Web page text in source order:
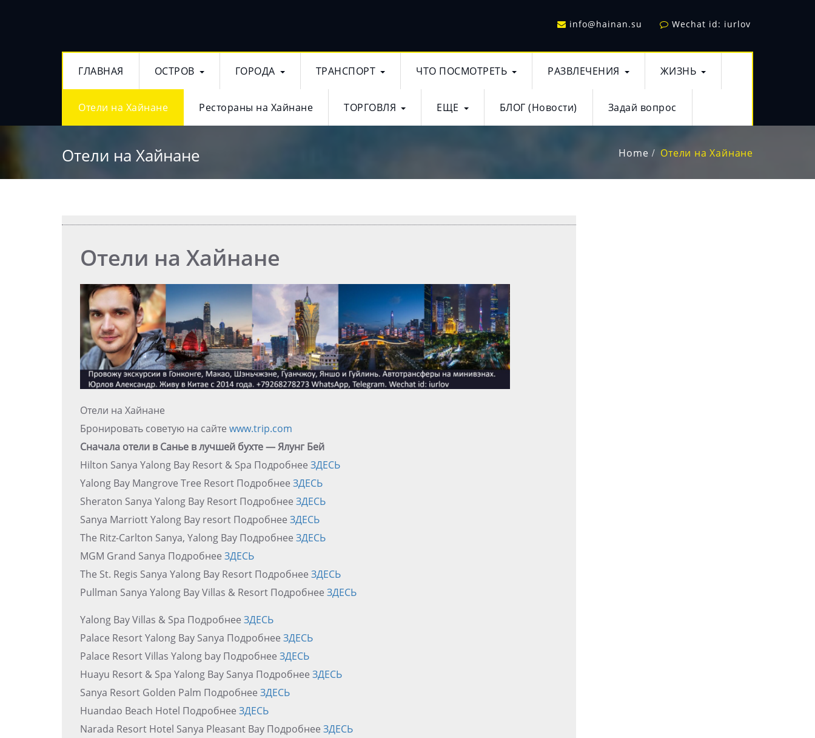
info@hainan.su Wechat id: iurlov
ГЛАВНАЯ ОСТРОВ ГОРОДА ТРАНСПОРТ ЧТО ПОСМОТРЕТЬ РАЗВЛЕЧЕНИЯ ЖИЗНЬ
Отели на Хайнане Рестораны на Хайнане ТОРГОВЛЯ ЕЩЕ БЛОГ (Новости) Задай вопрос
Отели на Хайнане Home Отели на Хайнане
Отели на Хайнане
Отели на Хайнане
Бронировать советую на сайте www.trip.com
Сначала отели в Санье в лучшей бухте — Ялунг Бей
Hilton Sanya Yalong Bay Resort & Spa Подробнее ЗДЕСЬ
Yalong Bay Mangrove Tree Resort Подробнее ЗДЕСЬ
Sheraton Sanya Yalong Bay Resort Подробнее ЗДЕСЬ
Sanya Marriott Yalong Bay resort Подробнее ЗДЕСЬ
The Ritz-Carlton Sanya, Yalong Bay Подробнее ЗДЕСЬ
MGM Grand Sanya Подробнее ЗДЕСЬ
The St. Regis Sanya Yalong Bay Resort Подробнее ЗДЕСЬ
Pullman Sanya Yalong Bay Villas & Resort Подробнее ЗДЕСЬ
Yalong Bay Villas & Spa Подробнее ЗДЕСЬ
Palace Resort Yalong Bay Sanya Подробнее ЗДЕСЬ
Palace Resort Villas Yalong bay Подробнее ЗДЕСЬ
Huayu Resort & Spa Yalong Bay Sanya Подробнее ЗДЕСЬ
Sanya Resort Golden Palm Подробнее ЗДЕСЬ
Huandao Beach Hotel Подробнее ЗДЕСЬ
Narada Resort Hotel Sanya Pleasant Bay Подробнее ЗДЕСЬ